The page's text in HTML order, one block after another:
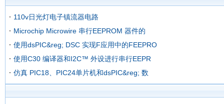
110v日光灯电子镇流器电路
Microchip Microwire 串行EEPROM 器件的
使用dsPIC&reg; DSC 实现F应用中的FEEPRO
使用C30 编译器和I2C™ 外设进行串行EEPR
仿真 PIC18、PIC24单片机和dsPIC&reg; 数